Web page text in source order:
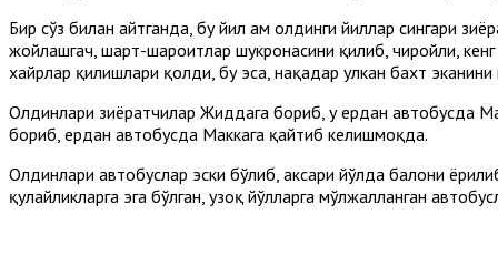
Бир сўз билан айтганда, бу йил ҳам олдинги йиллар сингари
жойлашгач, шарт-шароитлар шукронасини қилиб, чиройли,
хайрлар қилишлари қолди, бу эса, нақадар улкан бахт
Олдинлари зиёратчилар Жиддага бориб, у ердан автобусда
бориб, ердан автобусда Маккага қайтиб келишмоқда.
Олдинлари автобуслар эски бўлиб, аксари йўлда балони
қулайликларга эга бўлган, узоқ йўлларга мўлжалланган